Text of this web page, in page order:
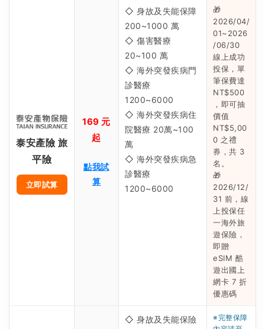
泰安產險 旅
平險
立即試算
169 元
起
點我試
算
◇ 身故及失能保障
200~1000 萬
◇ 傷害醫療
20~100 萬
◇ 海外突發疾病門
診醫療
1200~6000
◇ 海外突發疾病住
院醫療 20萬~100
萬
◇ 海外突發疾病急
診醫療
1200~6000
🎁
2026/04/
01~2026
/06/30
線上成功
投保，單
筆保費達
NT$500
，即可抽
價值
NT$5,00
0 之禮
券，共 3
名。
🎁
2026/12/
31 前，線
上投保任
一海外旅
遊保險，
即贈
eSIM 酷
遊出國上
網卡 7 折
優惠碼
◇ 身故及失能保險
※完整保障